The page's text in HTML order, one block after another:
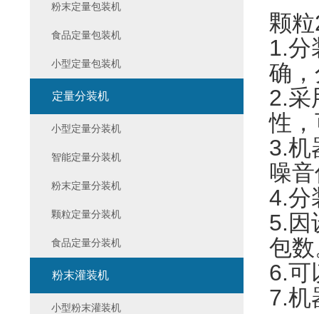
颗
1.分
确
2.采
性
3.机
噪
4.分
5.因
包
6.可
7.机
粉末定量包装机
食品定量包装机
小型定量包装机
定量分装机
小型定量分装机
智能定量分装机
粉末定量分装机
颗粒定量分装机
食品定量分装机
粉末灌装机
小型粉末灌装机